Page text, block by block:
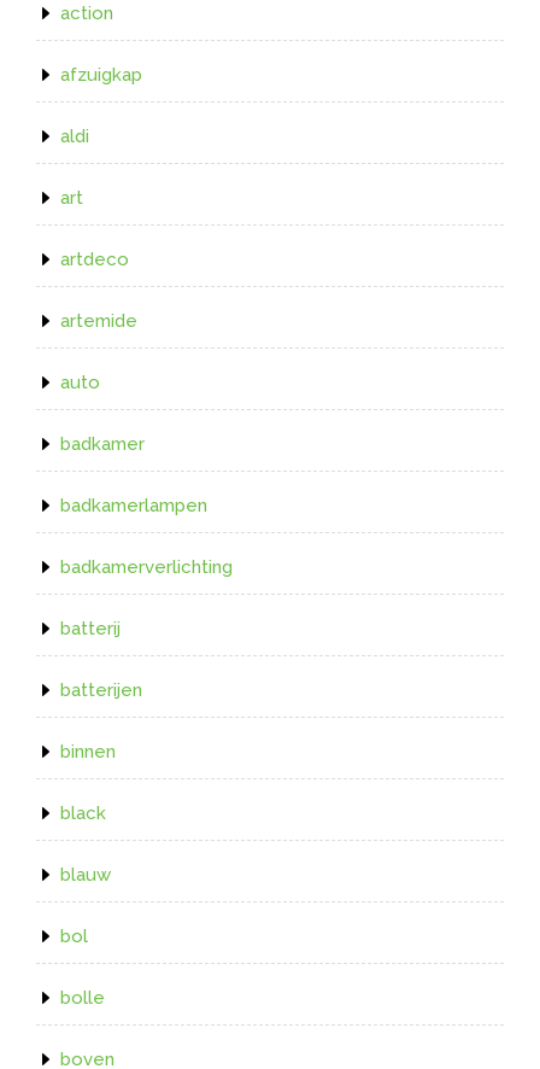
action
afzuigkap
aldi
art
artdeco
artemide
auto
badkamer
badkamerlampen
badkamerverlichting
batterij
batterijen
binnen
black
blauw
bol
bolle
boven